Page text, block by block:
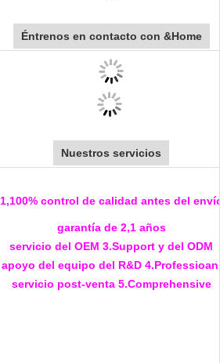
Éntrenos en contacto con &Home
Nuestros servicios
1,100% control de calidad antes del
garantía de 2,1 años
servicio del OEM 3.Support y del ODM
apoyo del equipo del R&D
servicio post-venta 5.Comprehensive